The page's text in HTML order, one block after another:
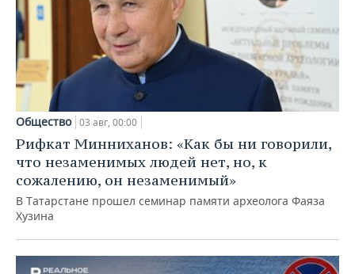
Общество 03 авг, 00:00
Рифкат Минниханов: «Как бы ни говорили,
что незаменимых людей нет, но, к
сожалению, он незаменимый»
В Татарстане прошел семинар памяти археолога Фаяза
Хузина